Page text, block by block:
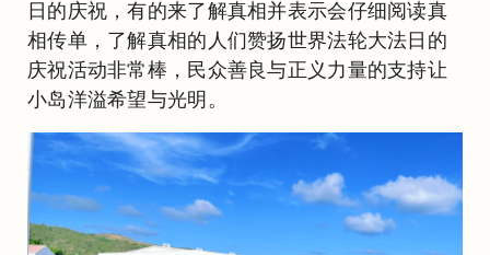
日的庆祝，有的来了解真相并表示会仔细阅读真
相传单，了解真相的人们赞扬世界法轮大法日的
庆祝活动非常棒，民众善良与正义力量的支持让
小岛洋溢希望与光明。